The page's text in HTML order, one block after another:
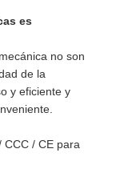
es
no son
de la
y eficiente y
CCC / CE para